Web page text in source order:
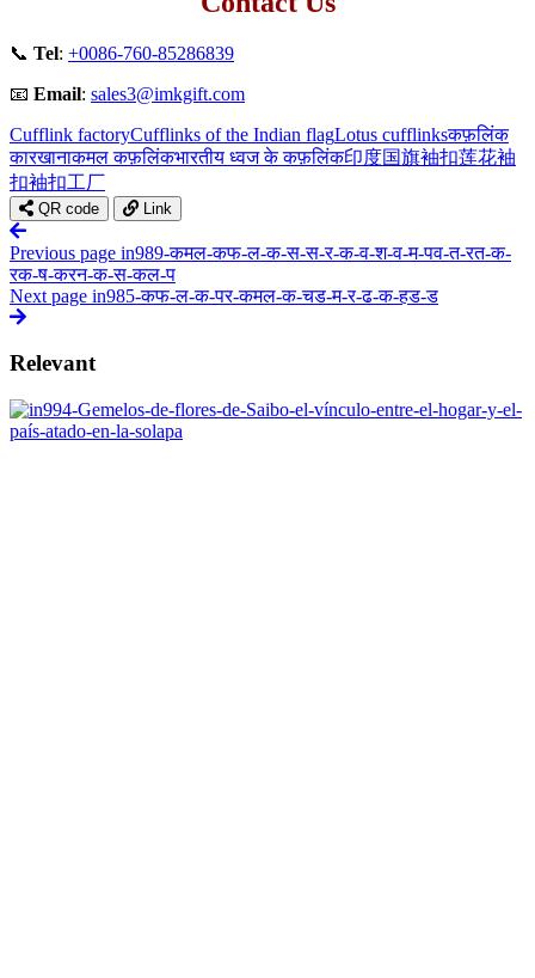
📞 Tel: +0086-760-85286839
📧 Email: sales3@imkgift.com
Cufflink factoryCufflinks of the Indian flagLotus cufflinksकफ़लिंक
कारखानाकमल कफ़लिंकभारतीय ध्वज के कफ़लिंक印度国旗袖扣莲花袖
扣袖扣工厂
QR code Link
Previous page in989-कमल-कफ-ल-क-स-स-र-क-व-श-व-म-पव-त-रत-क-
रक-ष-करन-क-स-कल-प
Next page in985-कफ-ल-क-पर-कमल-क-चड-म-र-ढ-क-हड-ड
Relevant